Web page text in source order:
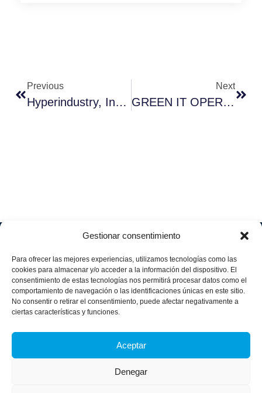
Gestionar consentimiento
Para ofrecer las mejores experiencias, utilizamos tecnologías como las
cookies para almacenar y/o acceder a la información del dispositivo. El
consentimiento de estas tecnologías nos permitirá procesar datos como el
comportamiento de navegación o las identificaciones únicas en este sitio.
No consentir o retirar el consentimiento, puede afectar negativamente a
ciertas características y funciones.
Aceptar
Denegar
Previous
Hyperindustry, Industry Challenges In An Inflationary Environment
Next
GREEN IT OPERATIONS – L’importanza Della Prevenzione E Dell’ottimizzazione Nell’IT
Soluciones
Data
Industria
4.0
Industrial
Retail
Health &
Services
Travel &
Quiénes
Únete
a
aggity
Contacto
legal
Política
de
Privacid
ad
de
Política